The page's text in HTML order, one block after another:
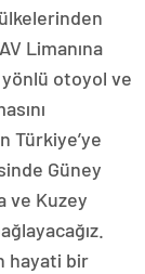
Limanına
otoyol ve
Türkiye’ye
Güney
ve Kuzey
hayati bir